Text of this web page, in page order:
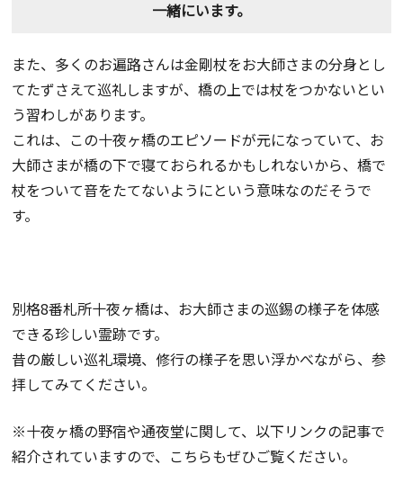
一緒にいます。
また、多くのお遍路さんは金剛杖をお大師さまの分身とし
てたずさえて巡礼しますが、橋の上では杖をつかないとい
う習わしがあります。
これは、この十夜ヶ橋のエピソードが元になっていて、お
大師さまが橋の下で寝ておられるかもしれないから、橋で
杖をついて音をたてないようにという意味なのだそうで
す。
別格8番札所十夜ヶ橋は、お大師さまの巡錫の様子を体感
できる珍しい霊跡です。
昔の厳しい巡礼環境、修行の様子を思い浮かべながら、参
拝してみてください。
※十夜ヶ橋の野宿や通夜堂に関して、以下リンクの記事で
紹介されていますので、こちらもぜひご覧ください。